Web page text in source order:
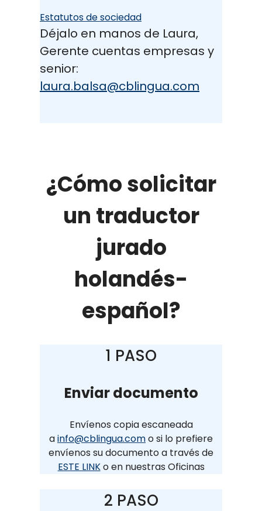
Estatutos de sociedad
Déjalo en manos de Laura,
Gerente cuentas empresas y
senior:
laura.balsa@cblingua.com
¿Cómo solicitar
un traductor
jurado
holandés-
español?
1 PASO
Enviar documento
Envíenos copia escaneada
ainfo@cblingua.como si lo prefiere
envíenos su documento a través de
ESTE LINKo en nuestras Oficinas
2 PASO